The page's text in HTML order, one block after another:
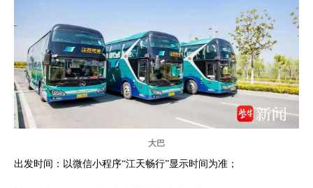
大巴
出发时间：以微信小程序“江天畅行”显示时间为准；